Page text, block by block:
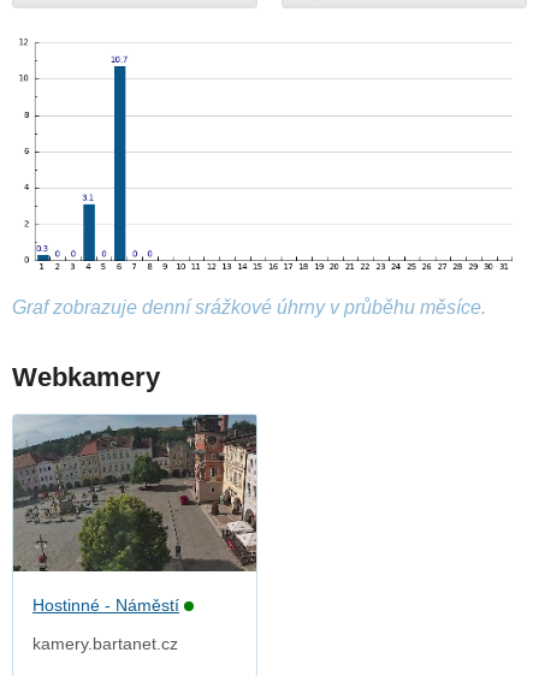
Graf zobrazuje denní srážkové úhrny v průběhu měsíce.
Webkamery
Hostinné - Náměstí
kamery.bartanet.cz